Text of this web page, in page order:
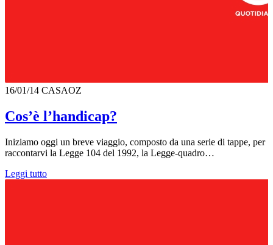
16/01/14 CASAOZ
Cos’è l’handicap?
Iniziamo oggi un breve viaggio, composto da una serie di tappe, per
raccontarvi la Legge 104 del 1992, la Legge-quadro…
Leggi tutto